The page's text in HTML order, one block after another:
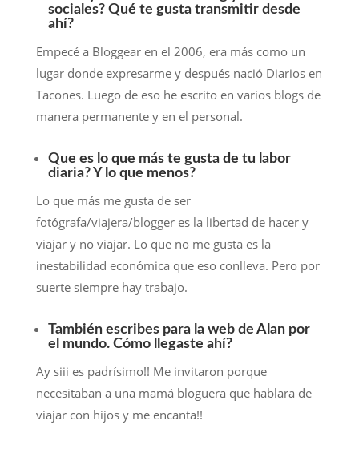
sociales? Qué te gusta transmitir desde
ahí?
Empecé a Bloggear en el 2006, era más como un
lugar donde expresarme y después nació Diarios en
Tacones. Luego de eso he escrito en varios blogs de
manera permanente y en el personal.
Que es lo que más te gusta de tu labor
diaria? Y lo que menos?
Lo que más me gusta de ser
fotógrafa/viajera/blogger es la libertad de hacer y
viajar y no viajar. Lo que no me gusta es la
inestabilidad económica que eso conlleva. Pero por
suerte siempre hay trabajo.
También escribes para la web de Alan por
el mundo. Cómo llegaste ahí?
Ay siii es padrísimo!! Me invitaron porque
necesitaban a una mamá bloguera que hablara de
viajar con hijos y me encanta!!